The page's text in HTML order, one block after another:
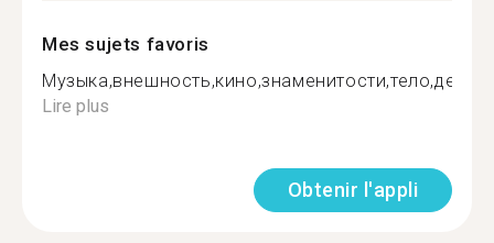
Mes sujets favoris
Lire plus
Obtenir l'appli